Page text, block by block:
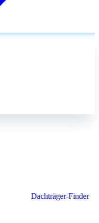
Dachträger-Finder